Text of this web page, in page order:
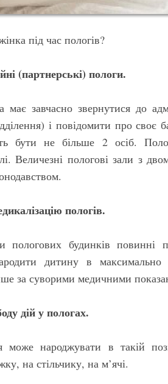
під час пологів?
(партнерські) пологи.
завчасно звернутися до
і повідомити про
бути не більше 2 осіб.
Величезні пологові зали з
пологів.
пологових будинків
дитину в
за суворими медичними
дій у пологах.
може народжувати в такій
на стільчику, на м’ячі.